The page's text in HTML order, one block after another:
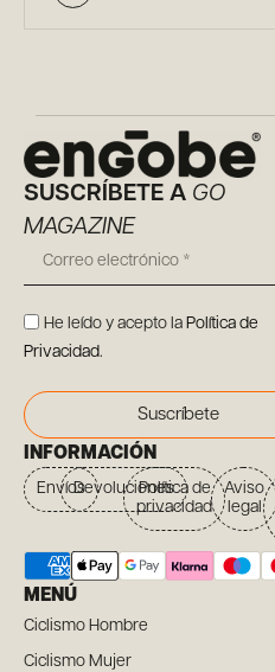
SUSCRÍBETE A GO
MAGAZINE
He leído y acepto la Política de
Privacidad.
Suscríbete
INFORMACIÓN
EnvíosDevolucionesPolítica de
privacidad
Aviso
legal
MENÚ
Ciclismo Hombre
Ciclismo Mujer